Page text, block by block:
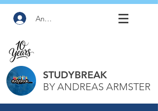
Anmelden
STUDYBREAK
BY ANDREAS ARMSTER